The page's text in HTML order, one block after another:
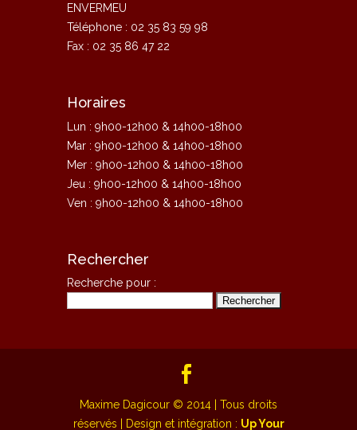
ENVERMEU
Téléphone : 02 35 83 59 98
Fax : 02 35 86 47 22
Horaires
Lun : 9h00-12h00 & 14h00-18h00
Mar : 9h00-12h00 & 14h00-18h00
Mer : 9h00-12h00 & 14h00-18h00
Jeu : 9h00-12h00 & 14h00-18h00
Ven : 9h00-12h00 & 14h00-18h00
Rechercher
Recherche pour :
Maxime Dagicour © 2014 | Tous droits
réservés | Design et intégration : Up Your